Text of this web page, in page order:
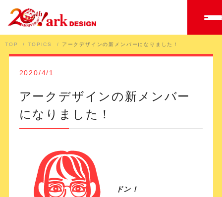
TOP TOPICS アークデザインの新メンバーになりました！
2020/4/1
アークデザインの新メンバー
になりました！
ドン！